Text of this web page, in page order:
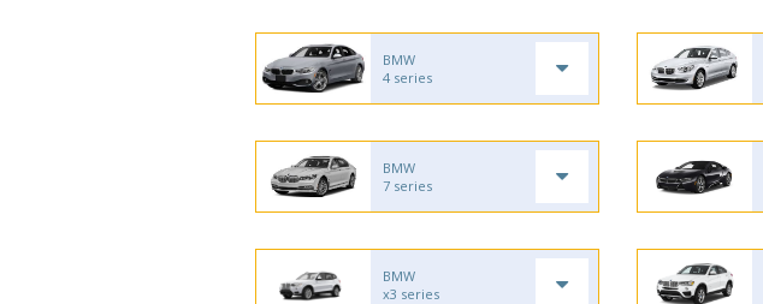
BMW
4 series
BMW
7 series
BMW
x3 series